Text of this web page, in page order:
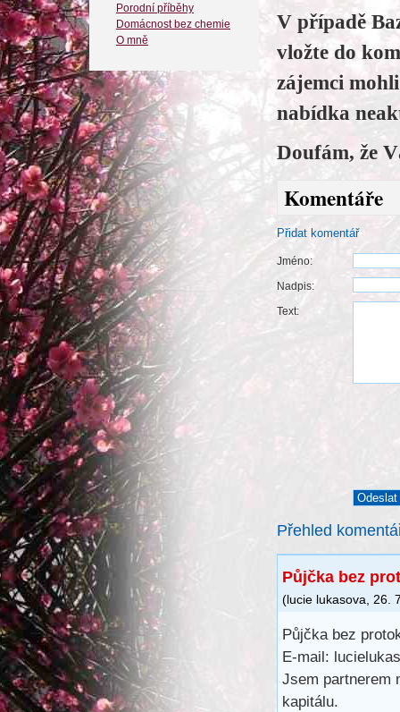
Porodní příběhy
Domácnost bez chemie
O mně
V případě
vložte do
zájemci
nabídka
Doufám, že
Komentáře
Přidat komentář
Jméno:
Nadpis:
Text:
Přehled
Půjčka bez
(lucie lukasova 26.
Půjčka bez
E-mail:
Jsem partnerem
kapitálu.